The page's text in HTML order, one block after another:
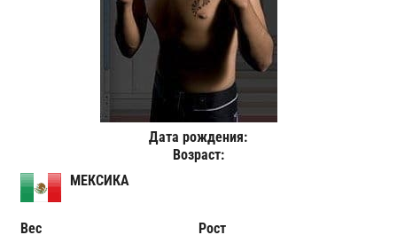
Дата рождения:
Возраст:
МЕКСИКА
Вес
Рост